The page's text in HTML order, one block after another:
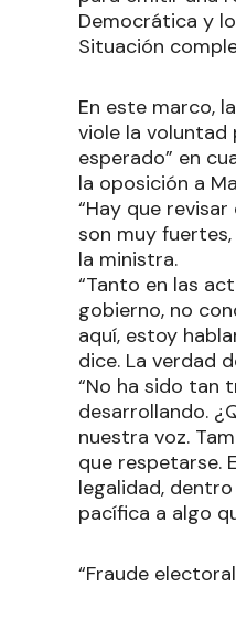
Democrática y
Situación
En este marco,
viole la voluntad
esperado” en
la oposición a
“Hay que
son muy
la ministra.
“Tanto en las
gobierno, no
aquí, estoy
dice. La verdad
“No ha sido tan
desarrollando.
nuestra voz.
que respetarse.
legalidad,
pacífica a algo
“Fraude